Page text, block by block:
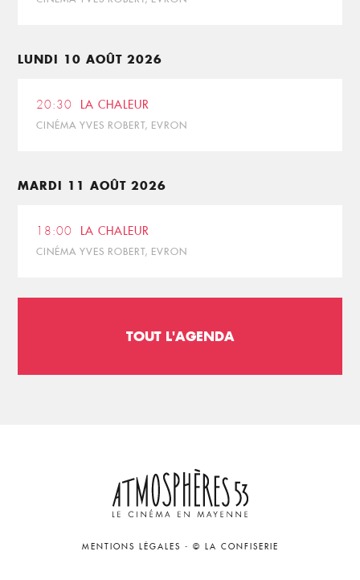
LUNDI 10 AOÛT 2026
20:30 LA CHALEUR
CINÉMA YVES ROBERT, EVRON
MARDI 11 AOÛT 2026
18:00 LA CHALEUR
CINÉMA YVES ROBERT, EVRON
TOUT L'AGENDA
MENTIONS LÉGALES - © LA CONFISERIE